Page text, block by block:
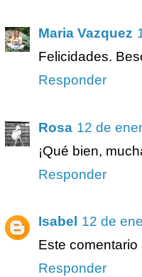
Maria Vazquez
Felicidades.
Responder
Rosa 12 de
¡Qué bien,
Responder
Isabel
12 de
Este
Responder